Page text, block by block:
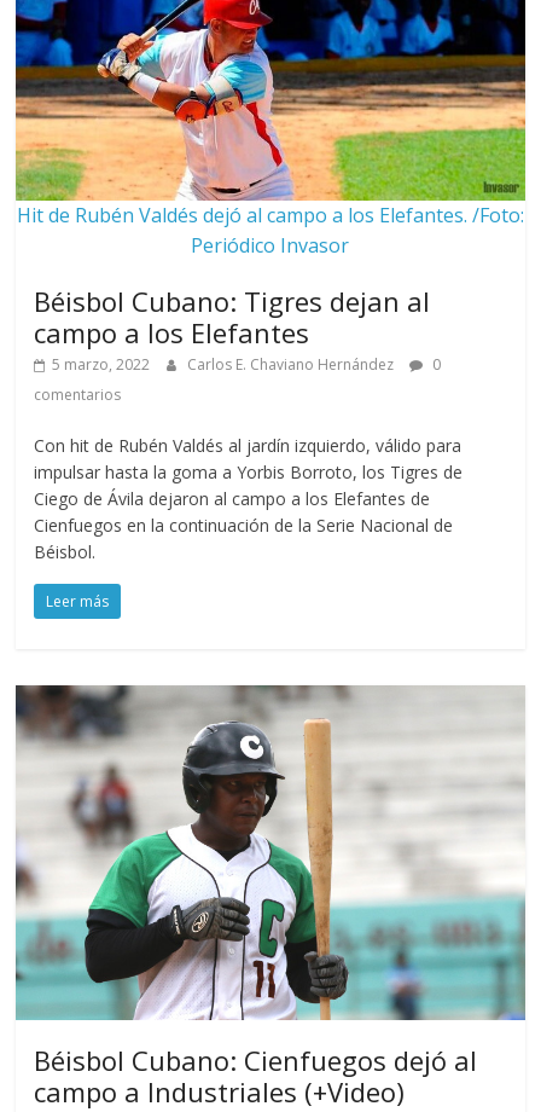
Hit de Rubén Valdés dejó al campo a los Elefantes. /Foto:
Periódico Invasor
Béisbol Cubano: Tigres dejan al
campo a los Elefantes
5 marzo, 2022 Carlos E. Chaviano Hernández
0
comentarios
Con hit de Rubén Valdés al jardín izquierdo, válido para
impulsar hasta la goma a Yorbis Borroto, los Tigres de
Ciego de Ávila dejaron al campo a los Elefantes de
Cienfuegos en la continuación de la Serie Nacional de
Béisbol.
Leer más
Béisbol Cubano: Cienfuegos dejó al
campo a Industriales (+Video)